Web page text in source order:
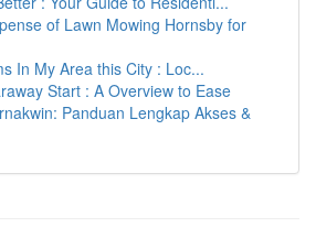
of Lawn Mowing Hornsby for
In My Area this City : Loc...
Start : A Overview to Ease
Panduan Lengkap Akses &